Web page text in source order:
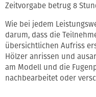
Zeitvorgabe betrug 8
Wie bei jedem
darum, dass die
übersichtlichen Aufriss
Hölzer anrissen und
am Modell und die
nachbearbeitet oder